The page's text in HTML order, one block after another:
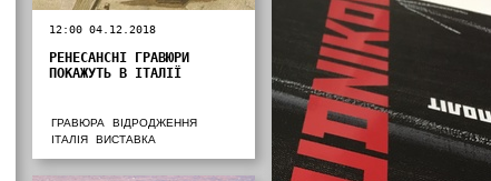
12:00 04.12.2018
РЕНЕСАНСНІ ГРАВЮРИ
ПОКАЖУТЬ В ІТАЛІЇ
ГРАВЮРА
ВІДРОДЖЕННЯ
ІТАЛІЯ
ВИСТАВКА